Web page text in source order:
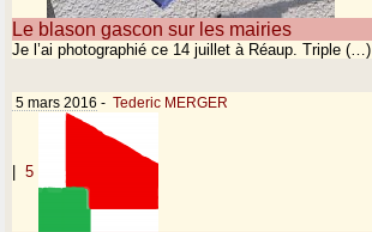
Le blason gascon sur les mairies
Je l’ai photographié ce 14 juillet à Réaup. Triple (…)
5 mars 2016 - Tederic MERGER
| 5